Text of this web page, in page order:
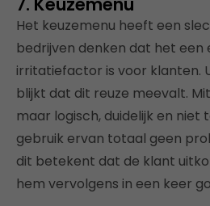
Het keuzemenu heeft een
bedrijven denken dat het een
irritatiefactor is voor klanten.
blijkt dat dit reuze meevalt.
maar logisch, duidelijk en niet
gebruik ervan totaal geen
dit betekent dat de klant
hem vervolgens in een keer